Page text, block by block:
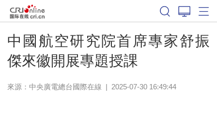
中國航空研究院首席專家舒振
傑來徽開展專題授課
來源：中央廣電總台國際在線 | 2025-07-30 16:49:44